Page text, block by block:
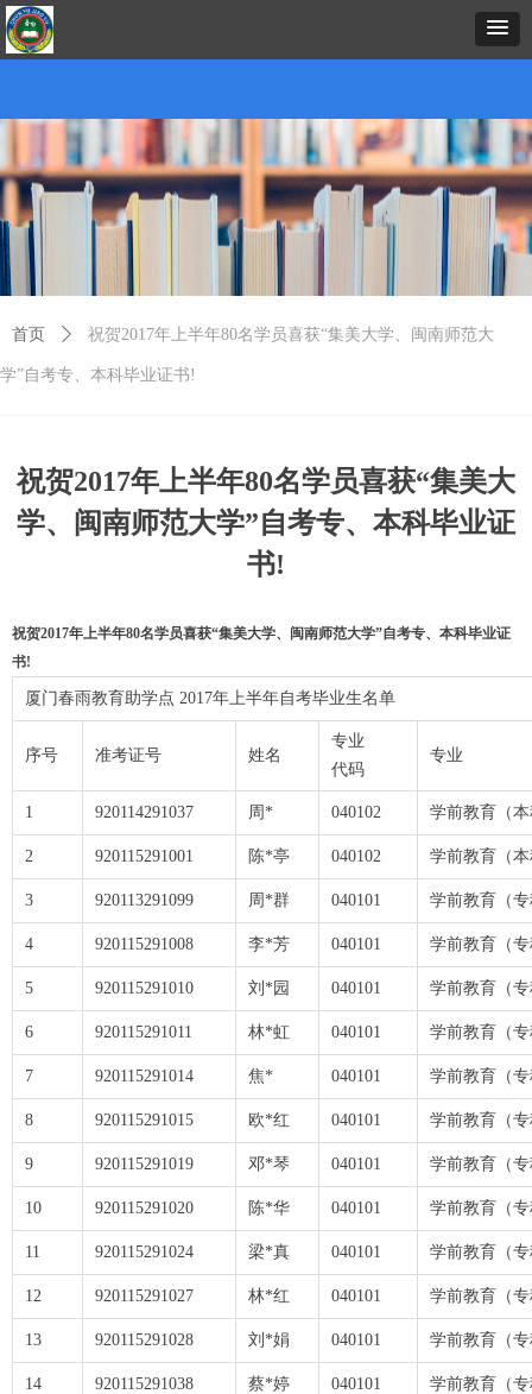
祝贺2017年上半年80名学员喜获“集美大
学、闽南师范大学”自考专、本科毕业证
书!
祝贺2017年上半年80名学员喜获“集美大学、闽南师范大学”自考专、本科毕业证
书!
厦门春雨教育助学点 2017年上半年自考毕业生名单
序号 准考证号 姓名
专业
代码
专业
1 920114291037 周* 040102 学前教育（
2 920115291001 陈*亭 040102 学前教育（
3 920113291099 周*群 040101 学前教育（
4 920115291008 李*芳 040101 学前教育（
5 920115291010 刘*园 040101 学前教育（
6 920115291011 林*虹 040101 学前教育（
7 920115291014 焦* 040101 学前教育（
8 920115291015 欧*红 040101 学前教育（
9 920115291019 邓*琴 040101 学前教育（
10 920115291020 陈*华 040101 学前教育（
11 920115291024 梁*真 040101 学前教育（
12 920115291027 林*红 040101 学前教育（
13 920115291028 刘*娟 040101 学前教育（
14 920115291038 蔡*婷 040101 学前教育（
首页 ꄲ 祝贺2017年上半年80名学员喜获“集美大学、闽南师范大
学”自考专、本科毕业证书!